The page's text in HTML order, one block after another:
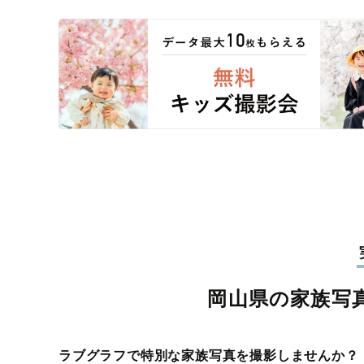
岡山県の家族写
ラブグラフで特別な家族写真を撮影しませんか？